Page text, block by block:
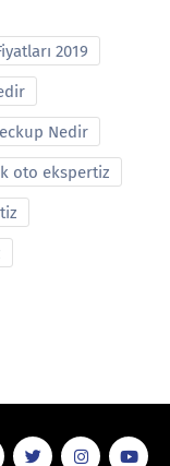
2019
Nedir
oto ekspertiz